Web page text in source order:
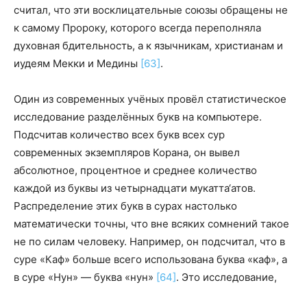
считал, что эти восклицательные союзы обращены не
к самому Пророку, которого всегда переполняла
духовная бдительность, а к язычникам, христианам и
иудеям Мекки и Медины [63].
Один из современных учёных провёл статистическое
исследование разделённых букв на компьютере.
Подсчитав количество всех букв всех сур
современных экземпляров Корана, он вывел
абсолютное, процентное и среднее количество
каждой из буквы из четырнадцати мукатта‘атов.
Распределение этих букв в сурах настолько
математически точны, что вне всяких сомнений такое
не по силам человеку. Например, он подсчитал, что в
суре «Каф» больше всего использована буква «каф», а
в суре «Нун» — буква «нун» [64]. Это исследование,